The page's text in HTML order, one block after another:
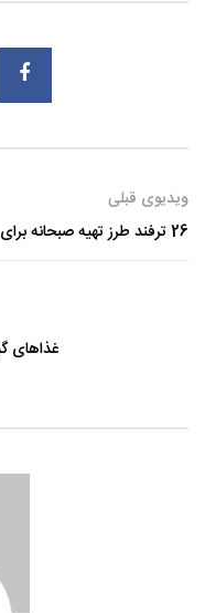
ویدیوی قبلی
26 ترفند طرز تهیه صبحانه برای خانواده
غذاهای